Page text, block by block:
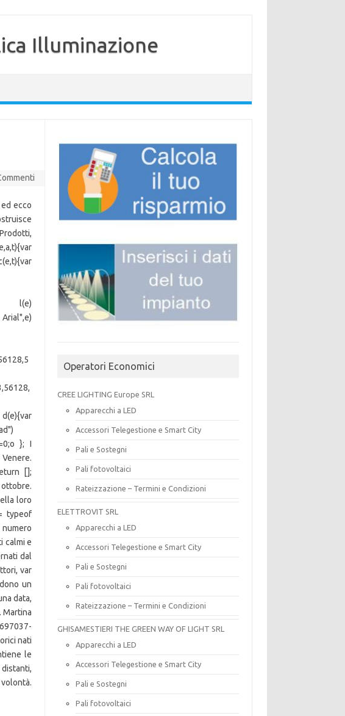
Illuminazione
ecco
l(e)
}; I
[];
loro
typeof
calmi e
dal
var
un
data,
Martina
nati
le
Operatori Economici
CREE LIGHTING Europe SRL
Apparecchi a LED
Accessori Telegestione e Smart City
Pali e Sostegni
Pali fotovoltaici
Rateizzazione – Termini e Condizioni
ELETTROVIT SRL
Apparecchi a LED
Accessori Telegestione e Smart City
Pali e Sostegni
Pali fotovoltaici
Rateizzazione – Termini e Condizioni
GHISAMESTIERI THE GREEN WAY OF LIGHT SRL
Apparecchi a LED
Accessori Telegestione e Smart City
Pali e Sostegni
Pali fotovoltaici